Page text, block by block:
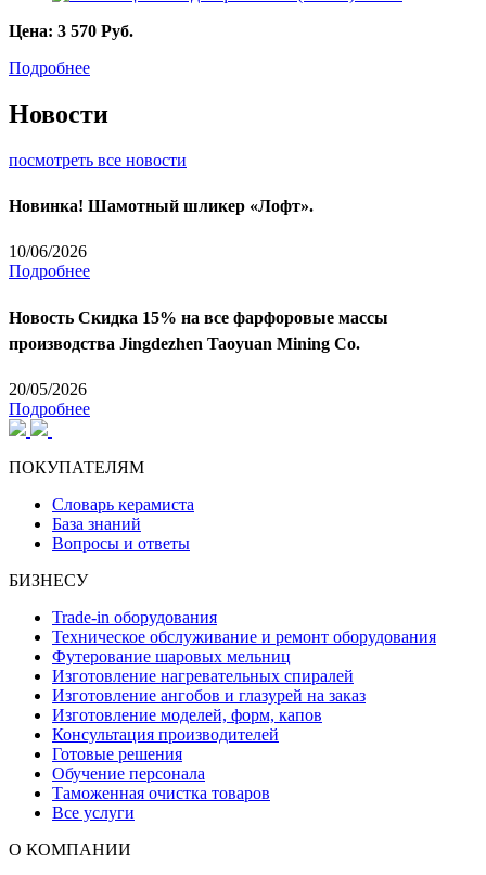
Цена: 3 570 Руб.
Подробнее
Новости
посмотреть все новости
Новинка! Шамотный шликер «Лофт».
10/06/2026
Подробнее
Новость Скидка 15% на все фарфоровые массы
производства Jingdezhen Taoyuan Mining Co.
20/05/2026
Подробнее
ПОКУПАТЕЛЯМ
Словарь керамиста
База знаний
Вопросы и ответы
БИЗНЕСУ
Trade-in оборудования
Техническое обслуживание и ремонт оборудования
Футерование шаровых мельниц
Изготовление нагревательных спиралей
Изготовление ангобов и глазурей на заказ
Изготовление моделей, форм, капов
Консультация производителей
Готовые решения
Обучение персонала
Таможенная очистка товаров
Все услуги
О КОМПАНИИ